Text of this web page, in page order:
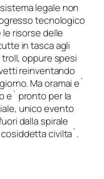
legale non
tecnologico
risorse delle
in tasca agli
oppure spesi
reinventando
Ma oramai e`
e` pronto per la
unico evento
dalla spirale
civilta`.